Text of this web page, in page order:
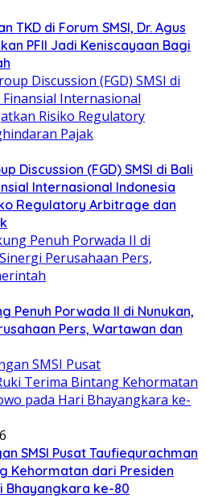
TKD di Forum SMSI, Dr. Agus
PFII Jadi Keniscayaan Bagi
Discussion (FGD) SMSI di Bali
Internasional Indonesia
Regulatory Arbitrage dan
Penuh Porwada II di Nunukan,
Pers, Wartawan dan
SMSI Pusat Taufiequrachman
Kehormatan dari Presiden
Bhayangkara ke-80